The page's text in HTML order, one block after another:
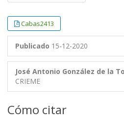
Cabas2413
Publicado 15-12-2020
José Antonio González de la
CRIEME
Cómo citar